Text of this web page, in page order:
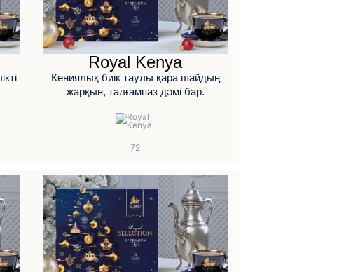
Royal Kenya
Кениялық биік таулы қара шайдың
жарқын, талғампаз дәмі бар.